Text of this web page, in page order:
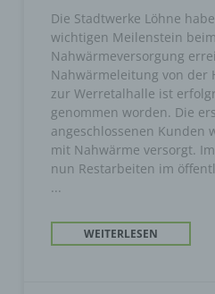
Die Stadtwerke Löhne
wichtigen Meilenstein
Nahwärmeversorgung
Nahwärmeleitung von der
zur Werretalhalle ist
genommen worden. Die
angeschlossenen Kunden
mit Nahwärme versorgt.
nun Restarbeiten im
WEITERLESEN